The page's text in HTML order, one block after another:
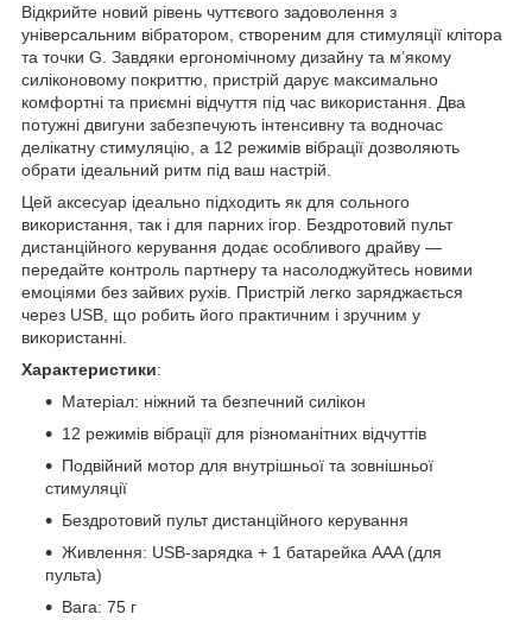
Відкрийте новий рівень чуттєвого задоволення з
універсальним вібратором, створеним для стимуляції клітора
та точки G. Завдяки ергономічному дизайну та м’якому
силіконовому покриттю, пристрій дарує максимально
комфортні та приємні відчуття під час використання. Два
потужні двигуни забезпечують інтенсивну та водночас
делікатну стимуляцію, а 12 режимів вібрації дозволяють
обрати ідеальний ритм під ваш настрій.
Цей аксесуар ідеально підходить як для сольного
використання, так і для парних ігор. Бездротовий пульт
дистанційного керування додає особливого драйву —
передайте контроль партнеру та насолоджуйтесь новими
емоціями без зайвих рухів. Пристрій легко заряджається
через USB, що робить його практичним і зручним у
використанні.
Характеристики:
Матеріал: ніжний та безпечний силікон
12 режимів вібрації для різноманітних відчуттів
Подвійний мотор для внутрішньої та зовнішньої
стимуляції
Бездротовий пульт дистанційного керування
Живлення: USB-зарядка + 1 батарейка AAA (для
пульта)
Вага: 75 г